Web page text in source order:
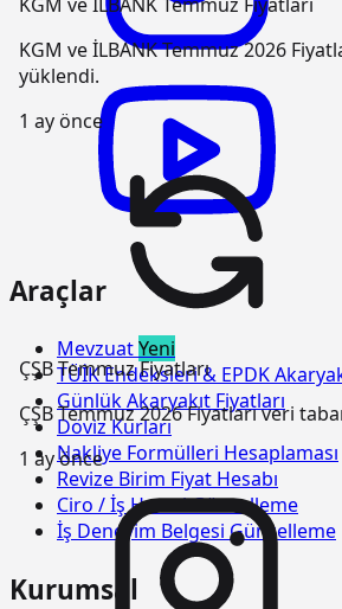
KGM ve İLBANK Temmuz 2026
yüklendi.
1 ay önce
ÇŞB Temmuz Fiyatları
ÇŞB Temmuz 2026 Fiyatları veri
1 ay önce
Araçlar
MevzuatYeni
TÜİK Endeksleri & EPDK
Günlük Akaryakıt Fiyatları
Döviz Kurları
Nakliye Formülleri Hesaplaması
Revize Birim Fiyat Hesabı
Ciro / İş Hacmi Güncelleme
İş Deneyim Belgesi Güncelleme
Kurumsal